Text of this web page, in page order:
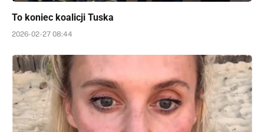
To koniec koalicji Tuska
2026-02-27 08:44